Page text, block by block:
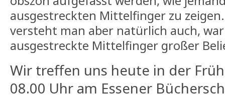
ausgestreckten Mittelfinger zu
versteht man aber natürlich auch,
ausgestreckte Mittelfinger großer
Wir treffen uns heute in der
08.00 Uhr am Essener